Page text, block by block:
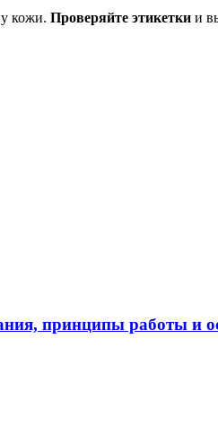
кожи. Проверяйте этикетки и
принципы работы и